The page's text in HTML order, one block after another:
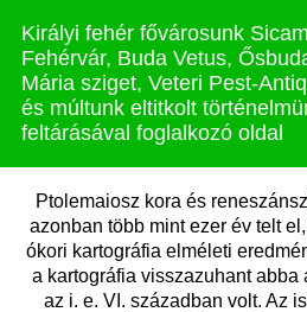
Királyi fehér fővárosunk
Fehérvár, Buda Vetus,
Mária sziget, Veteri Pest-
és múltunk eltitkolt
feltárásával foglalkozó oldal
Ptolemaiosz kora és
azonban több mint ezer év telt
ókori kartográfia elméleti
a kartográfia visszazuhant abba
az i. e. VI. században volt. Az